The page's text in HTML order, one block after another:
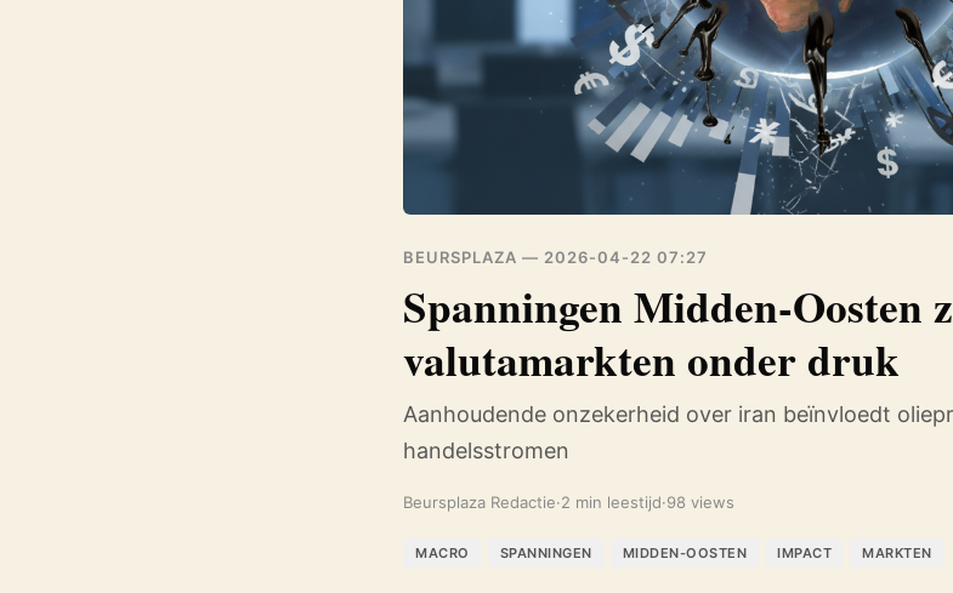
BEURSPLAZA — 2026-04-22 07:27
Spanningen Midden-Oosten
valutamarkten onder druk
Aanhoudende onzekerheid over iran beïnvloedt
handelsstromen
Beursplaza Redactie·2 min leestijd·98 views
MACRO SPANNINGEN MIDDEN-OOSTEN IMPACT MARKTEN